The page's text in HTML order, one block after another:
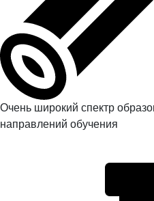
Очень широкий спектр
направлений обучения